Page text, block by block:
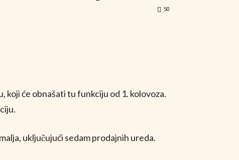
50
će obnašati tu funkciju od 1. kolovoza.
uključujući sedam prodajnih ureda.